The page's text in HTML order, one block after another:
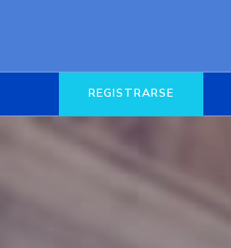
REGISTRARSE